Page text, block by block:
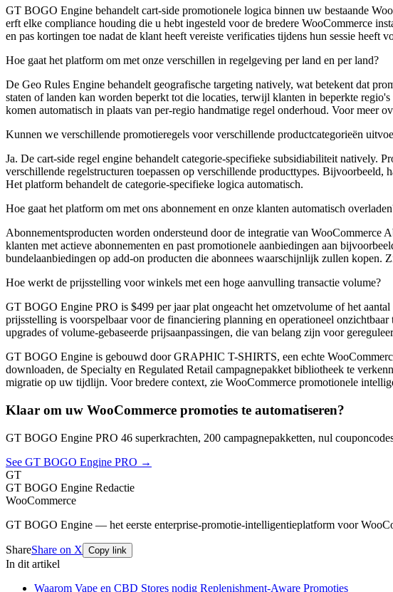
GT BOGO Engine behandelt cart-side promotionele logica binnen uw bestaande
erft elke compliance houding die u hebt ingesteld voor de bredere WooCommerce
en pas kortingen toe nadat de klant heeft vereiste verificaties tijdens hun sessie heeft
Hoe gaat het platform om met onze verschillen in regelgeving per land en per land?
De Geo Rules Engine behandelt geografische targeting natively, wat betekent dat
staten of landen kan worden beperkt tot die locaties, terwijl klanten in beperkte
komen automatisch in plaats van per-regio handmatige regel onderhoud. Voor meer
Kunnen we verschillende promotieregels voor verschillende productcategorieën
Ja. De cart-side regel engine behandelt categorie-specifieke subsidiabiliteit natively.
verschillende regelstructuren toepassen op verschillende producttypes.
Het platform behandelt de categorie-specifieke logica automatisch.
Hoe gaat het platform om met ons abonnement en onze klanten automatisch
Abonnementsproducten worden ondersteund door de integratie van
klanten met actieve abonnementen en past promotionele aanbiedingen aan
bundelaanbiedingen op add-on producten die abonnees waarschijnlijk zullen kopen.
Hoe werkt de prijsstelling voor winkels met een hoge aanvulling transactie volume?
GT BOGO Engine PRO is $499 per jaar plat ongeacht het omzetvolume of het
prijsstelling is voorspelbaar voor de financiering planning en operationeel
upgrades of volume-gebaseerde prijsaanpassingen, die van belang zijn voor
GT BOGO Engine is gebouwd door GRAPHIC T-SHIRTS, een echte
downloaden, de Specialty en Regulated Retail campagnepakket bibliotheek te
migratie op uw tijdlijn. Voor bredere context, zie WooCommerce promotionele
Klaar om uw WooCommerce promoties te automatiseren?
GT BOGO Engine PRO 46 superkrachten, 200 campagnepakketten, nul
See GT BOGO Engine PRO →
GT
GT BOGO Engine Redactie
WooCommerce
GT BOGO Engine — het eerste enterprise-promotie-intelligentieplatform voor
ShareShare on X Copy link
In dit artikel
Waarom Vape en CBD Stores nodig Replenishment-Aware Promoties